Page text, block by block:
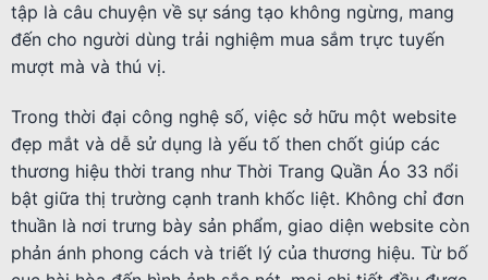
tập là câu chuyện về sự sáng tạo không ngừng, mang
đến cho người dùng trải nghiệm mua sắm trực tuyến
mượt mà và thú vị.
Trong thời đại công nghệ số, việc sở hữu một website
đẹp mắt và dễ sử dụng là yếu tố then chốt giúp các
thương hiệu thời trang như Thời Trang Quần Áo 33 nổi
bật giữa thị trường cạnh tranh khốc liệt. Không chỉ đơn
thuần là nơi trưng bày sản phẩm, giao diện website còn
phản ánh phong cách và triết lý của thương hiệu. Từ bố